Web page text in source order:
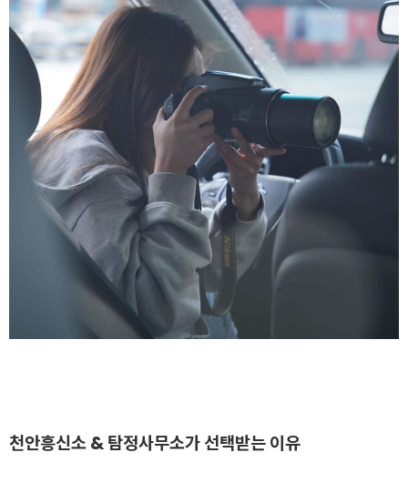
천안흥신소 & 탐정사무소가 선택받는 이유